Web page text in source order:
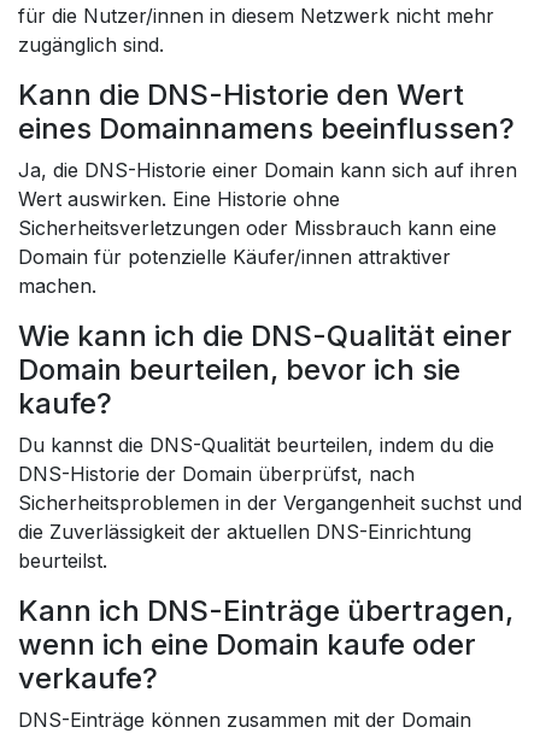
für die Nutzer/innen in diesem Netzwerk nicht mehr
zugänglich sind.
Kann die DNS-Historie den Wert
eines Domainnamens beeinflussen?
Ja, die DNS-Historie einer Domain kann sich auf ihren
Wert auswirken. Eine Historie ohne
Sicherheitsverletzungen oder Missbrauch kann eine
Domain für potenzielle Käufer/innen attraktiver
machen.
Wie kann ich die DNS-Qualität einer
Domain beurteilen, bevor ich sie
kaufe?
Du kannst die DNS-Qualität beurteilen, indem du die
DNS-Historie der Domain überprüfst, nach
Sicherheitsproblemen in der Vergangenheit suchst und
die Zuverlässigkeit der aktuellen DNS-Einrichtung
beurteilst.
Kann ich DNS-Einträge übertragen,
wenn ich eine Domain kaufe oder
verkaufe?
DNS-Einträge können zusammen mit der Domain